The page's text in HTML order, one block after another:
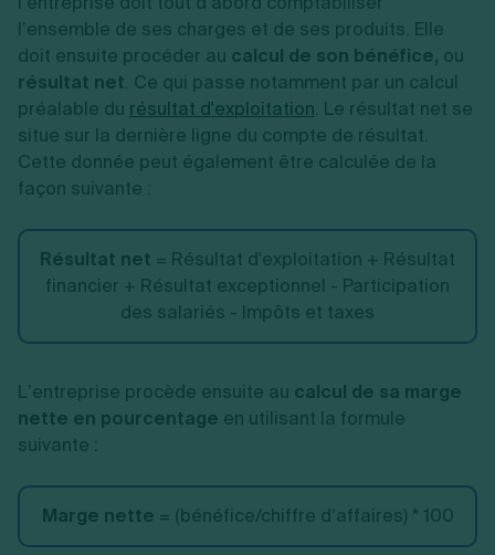
l’ensemble de ses charges et de ses produits. Elle
doit ensuite procéder au calcul de son bénéfice, ou
résultat net. Ce qui passe notamment par un calcul
préalable du résultat d'exploitation. Le résultat net se
situe sur la dernière ligne du compte de résultat.
Cette donnée peut également être calculée de la
façon suivante :
Résultat net = Résultat d'exploitation + Résultat
financier + Résultat exceptionnel - Participation
des salariés - Impôts et taxes
L’entreprise procède ensuite au calcul de sa marge
nette en pourcentage en utilisant la formule
suivante :
Marge nette = (bénéfice/chiffre d’affaires) * 100